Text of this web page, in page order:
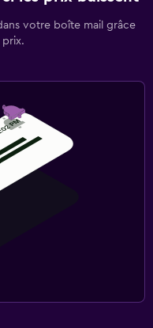
votre boîte mail grâce
prix.